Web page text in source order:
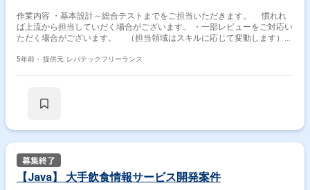
作業内容 ・基本設計～総合テストまでをご担当いただきます。 慣れれ
ば上流から担当していだく場合がございます。 ・一部レビューをご対応い
ただく場合がございます。 （担当領域はスキルに応じて変動します）
レームワークはSAStruts O/RマッパーはDBFlute DBはOracle12c
5年前・ 提供元: レバテックフリーランス
【Java】 大手飲食情報サービス開発案件